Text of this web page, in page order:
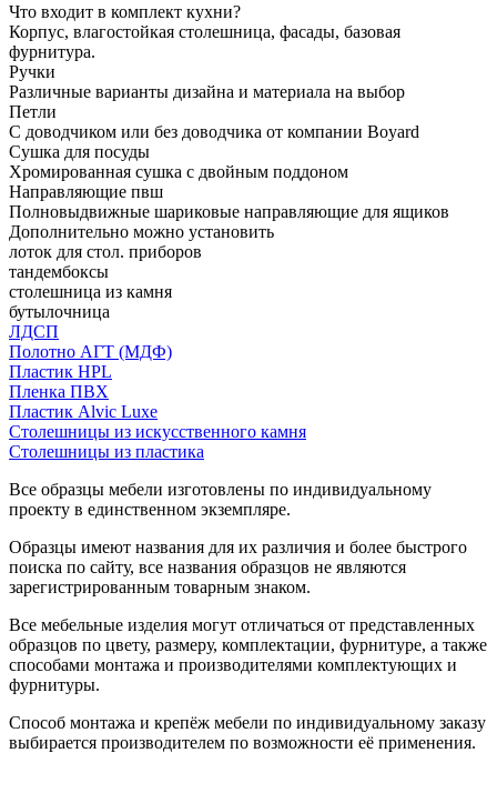
Что входит в комплект кухни?
Корпус, влагостойкая столешница, фасады, базовая
фурнитура.
Ручки
Различные варианты дизайна и материала на выбор
Петли
С доводчиком или без доводчика от компании Boyard
Сушка для посуды
Хромированная сушка с двойным поддоном
Направляющие пвш
Полновыдвижные шариковые направляющие для ящиков
Дополнительно можно установить
лоток для стол. приборов
тандембоксы
столешница из камня
бутылочница
ЛДСП
Полотно АГТ (МДФ)
Пластик HPL
Пленка ПВХ
Пластик Alvic Luxe
Столешницы из искусственного камня
Столешницы из пластика
Все образцы мебели изготовлены по индивидуальному
проекту в единственном экземпляре.
Образцы имеют названия для их различия и более быстрого
поиска по сайту, все названия образцов не являются
зарегистрированным товарным знаком.
Все мебельные изделия могут отличаться от представленных
образцов по цвету, размеру, комплектации, фурнитуре, а также
способами монтажа и производителями комплектующих и
фурнитуры.
Способ монтажа и крепёж мебели по индивидуальному заказу
выбирается производителем по возможности её применения.